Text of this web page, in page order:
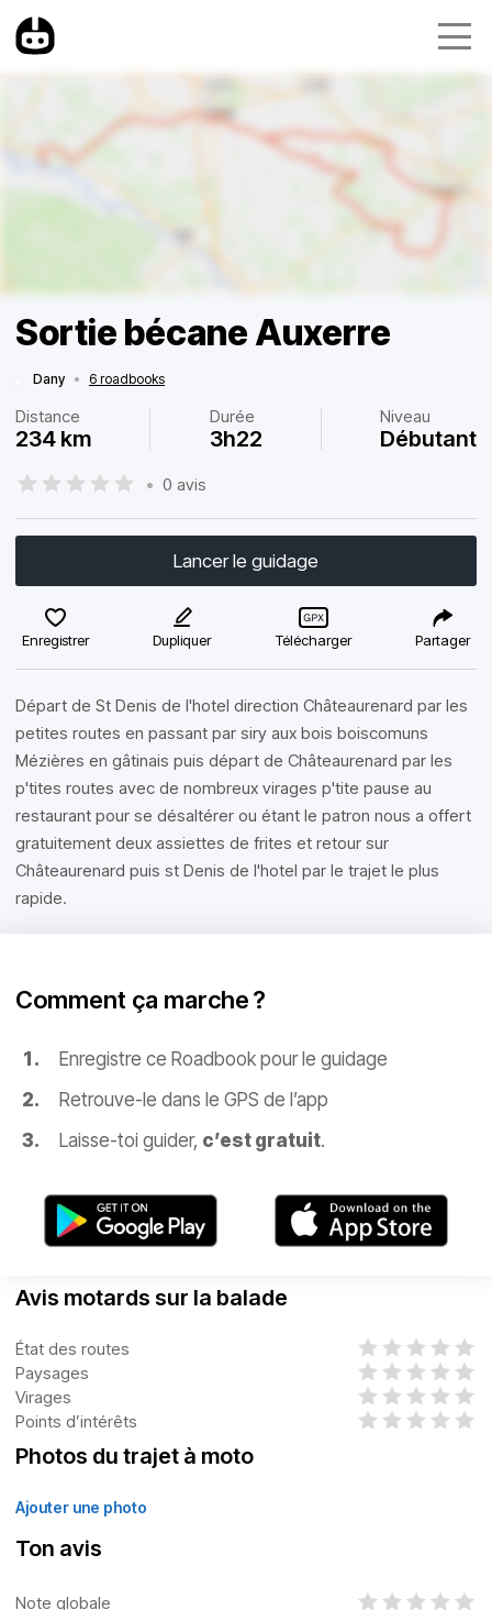
Sortie bécane Auxerre
Dany • 6 roadbooks
Distance
234 km
Durée
3h22
Niveau
Débutant
• 0 avis
Lancer le guidage
Enregistrer Dupliquer Télécharger Partager
Départ de St Denis de l'hotel direction Châteaurenard par les
petites routes en passant par siry aux bois boiscomuns
Mézières en gâtinais puis départ de Châteaurenard par les
p'tites routes avec de nombreux virages p'tite pause au
restaurant pour se désaltérer ou étant le patron nous a offert
gratuitement deux assiettes de frites et retour sur
Châteaurenard puis st Denis de l'hotel par le trajet le plus
rapide.
Comment ça marche ?
Enregistre ce Roadbook pour le guidage
Retrouve-le dans le GPS de l’app
Laisse-toi guider, c’est gratuit.
Avis motards sur la balade
État des routes
Paysages
Virages
Points d’intérêts
Photos du trajet à moto
Ajouter une photo
Ton avis
Note globale